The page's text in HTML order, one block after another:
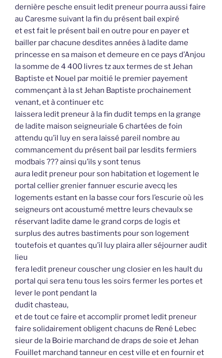
dernière pesche ensuit ledit preneur pourra aussi faire
au Caresme suivant la fin du présent bail expiré
et est fait le présent bail en outre pour en payer et
bailler par chacune desdites années à ladite dame
princesse en sa maison et demeure en ce pays d’Anjou
la somme de 4 400 livres tz aux termes de st Jehan
Baptiste et Nouel par moitié le premier payement
commençant à la st Jehan Baptiste prochainement
venant, et à continuer etc
laissera ledit preneur à la fin dudit temps en la grange
de ladite maison seigneuriale 6 chartées de foin
attendu qu’il luy en sera laissé pareil nombre au
commancement du présent bail par lesdits fermiers
modbais ??? ainsi qu’ils y sont tenus
aura ledit preneur pour son habitation et logement le
portal cellier grenier fannuer escurie avecq les
logements estant en la basse cour fors l’escurie où les
seigneurs ont acoustumé mettre leurs chevaulx se
réservant ladite dame le grand corps de logis et
surplus des autres bastiments pour son logement
toutefois et quantes qu’il luy plaira aller séjourner audit
lieu
fera ledit preneur couscher ung closier en les hault du
portal qui sera tenu tous les soirs fermer les portes et
lever le pont pendant la
dudit chasteau,
et de tout ce faire et accomplir promet ledit preneur
faire solidairement obligent chacuns de René Lebec
sieur de la Boirie marchand de draps de soie et Jehan
Fouillet marchand tanneur en cest ville et en fournir et